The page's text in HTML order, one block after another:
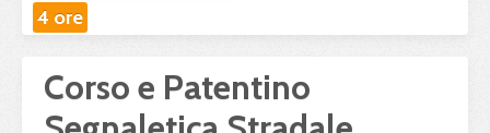
4 ore
Corso e Patentino